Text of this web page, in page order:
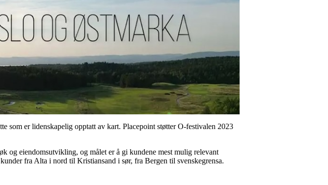
som er lidenskapelig opptatt av kart. Placepoint støtter O-festivalen 2023
og eiendomsutvikling, og målet er å gi kundene mest mulig relevant
fra Alta i nord til Kristiansand i sør, fra Bergen til svenskegrensa.